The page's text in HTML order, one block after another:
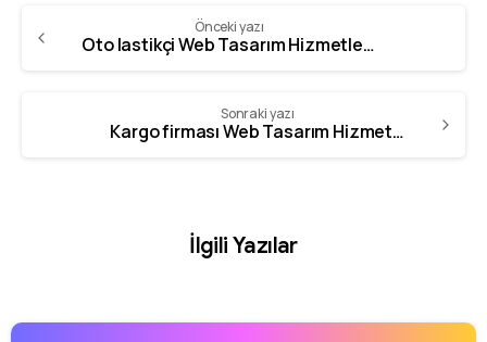
Önceki yazı
Oto lastikçi Web Tasarım Hizmetleri | GZR Ajans – 0342 606 07 21
Sonraki yazı
Kargo firması Web Tasarım Hizmetleri | GZR Ajans – 0342 606 07 21
İlgili Yazılar